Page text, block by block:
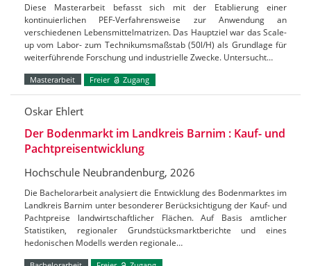
Diese Masterarbeit befasst sich mit der Etablierung einer
kontinuierlichen PEF-Verfahrensweise zur Anwendung an
verschiedenen Lebensmittelmatrizen. Das Hauptziel war das Scale-
up vom Labor- zum Technikumsmaßstab (50l/H) als Grundlage für
weiterführende Forschung und industrielle Zwecke. Untersucht…
Masterarbeit Freier Zugang
Oskar Ehlert
Der Bodenmarkt im Landkreis Barnim : Kauf- und
Pachtpreisentwicklung
Hochschule Neubrandenburg, 2026
Die Bachelorarbeit analysiert die Entwicklung des Bodenmarktes im
Landkreis Barnim unter besonderer Berücksichtigung der Kauf- und
Pachtpreise landwirtschaftlicher Flächen. Auf Basis amtlicher
Statistiken, regionaler Grundstücksmarktberichte und eines
hedonischen Modells werden regionale…